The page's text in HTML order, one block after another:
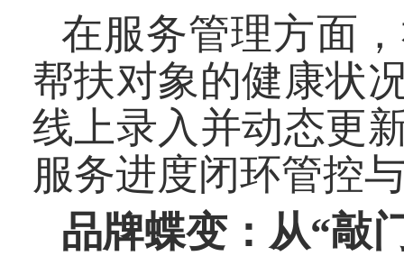
在服务管理方面
帮扶对象的健康状
线上录入并动态更
服务进度闭环管控
品牌蝶变：从“敲